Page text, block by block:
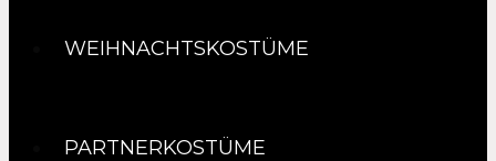
WEIHNACHTSKOSTÜME
PARTNERKOSTÜME